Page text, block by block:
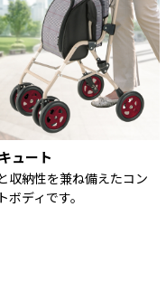
ュート
収納性を兼ね備えたコン
ボディです。